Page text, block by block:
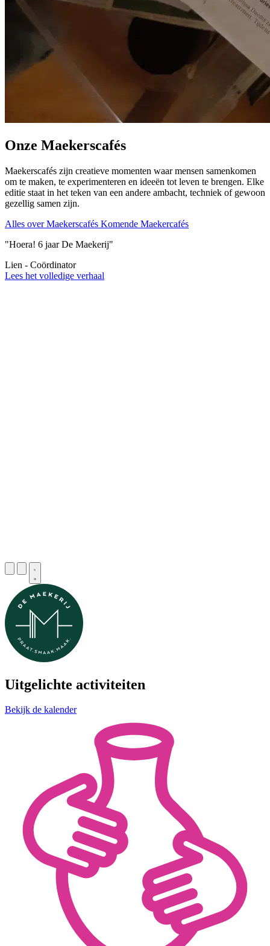
Onze Maekerscafés
Maekerscafés zijn creatieve momenten waar mensen samenkomen
om te maken, te experimenteren en ideeën tot leven te brengen. Elke
editie staat in het teken van een andere ambacht, techniek of gewoon
gezellig samen zijn.
Alles over Maekerscafés Komende Maekercafés
"Hoera! 6 jaar De Maekerij"
Lien - Coördinator
Lees het volledige verhaal
Uitgelichte activiteiten
Bekijk de kalender